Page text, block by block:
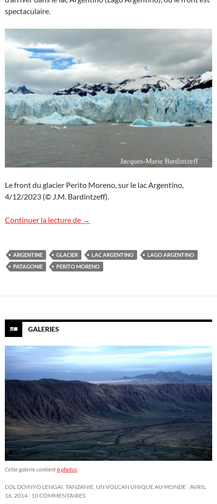
spectaculaire.
Le front du glacier Perito Moreno, sur le lac Argentino,
4/12/2023 (© J.M. Bardintzeff).
Continuer la lecture de Glacier Perito Moreno, Argentine
→
ARGENTINE GLACIER LAC ARGENTINO
LAGO ARGENTINO
PATAGONIE
PERITO MORENO
GALERIES
Cette galerie contient6 photos.
L’OL DOINYO LENGAI, TANZANIE, UN VOLCAN UNIQUE AU MONDE AVRIL
16, 2014 10 COMMENTAIRES